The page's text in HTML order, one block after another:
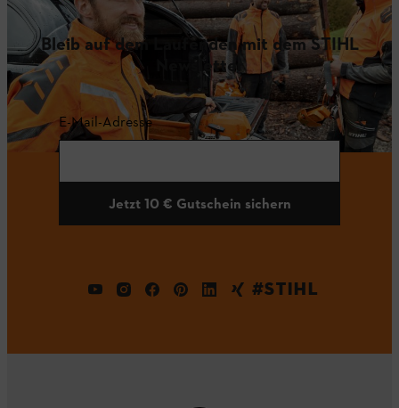
Bleib auf dem Laufenden mit dem STIHL
Newsletter
E-Mail-Adresse
Jetzt 10 € Gutschein sichern
#STIHL